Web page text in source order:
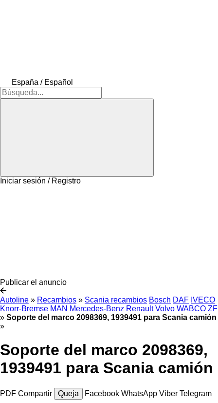
España / Español
Iniciar sesión / Registro
Publicar el anuncio
Autoline » Recambios » Scania recambios Bosch DAF IVECO
Knorr-Bremse MAN Mercedes-Benz Renault Volvo WABCO ZF
» Soporte del marco 2098369, 1939491 para Scania camión
»
Soporte del marco 2098369,
1939491 para Scania camión
PDF Compartir Queja Facebook WhatsApp Viber Telegram